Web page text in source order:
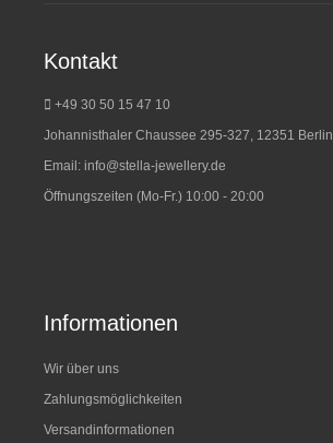
Kontakt
+49 30 50 15 47 10
Johannisthaler Chaussee 295-327, 12351 Berlin
Email: info@stella-jewellery.de
Öffnungszeiten (Mo-Fr.) 10:00 - 20:00
Informationen
Wir über uns
Zahlungsmöglichkeiten
Versandinformationen